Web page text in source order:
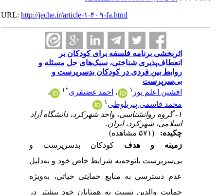
URL:http://jeche.ir/article-۱-۴۰۹-fa.html
اثربخشی برنامه فلسفه برای کودکان بر
انعطاف‌پذیری شناختی، سبک‌های حل مسئله و
روابط بین فردی در کودکان بدسرپرست و
بی‌سرپرست
افشین اعلم پور
،احمد غضنفری* ۱
،
محمد قاسمی پیربلوطی
۱- گروه روانشناسی، واحد شهرکرد، دانشگاه آزاد
اسلامی، شهرکرد، ایران.
چکیده:
زمینه و هدف
کودکان بدسرپرست و
بی‌سرپرست باتوجه‌به شرایط خاص خود و به‌دلیل
عدم دسترسی به منابع حمایتی حیاتی، به‌ویژه
حمایت والدین نسبت به همتایان خود بیشتر در